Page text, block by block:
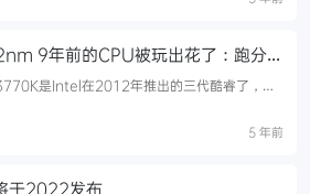
9年前的CPU被玩出花了：跑分世
是Intel在2012年推出的三代酷睿了，还
了，还有玩家在挑战酷睿i7-3770K超频， ...
5 年前
于2022发布